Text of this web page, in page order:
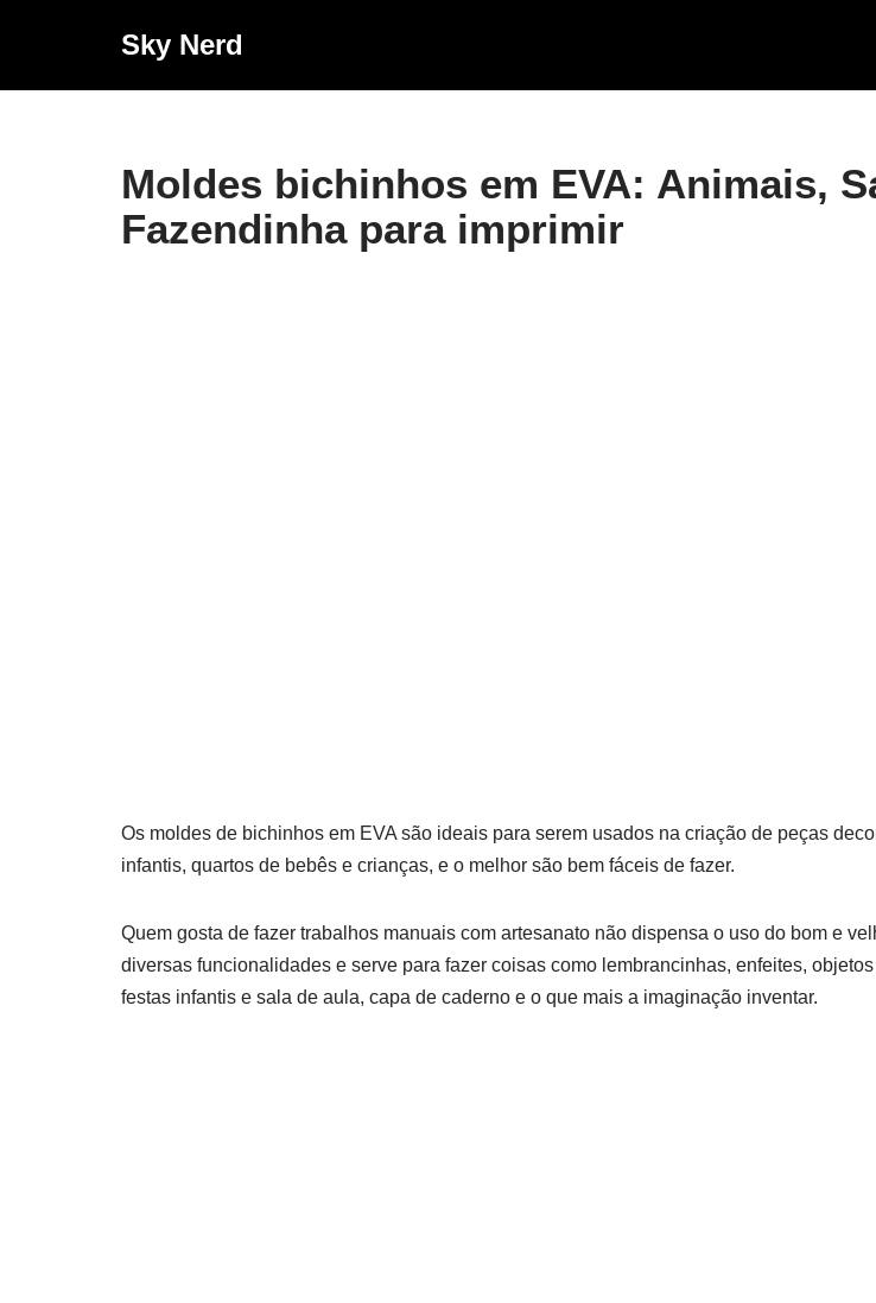
Sky Nerd
Moldes bichinhos em EVA: Animais,
Fazendinha para imprimir
Os moldes de bichinhos em EVA são ideais para serem usados na criação de peças
infantis, quartos de bebês e crianças, e o melhor são bem fáceis de fazer.
Quem gosta de fazer trabalhos manuais com artesanato não dispensa o uso do bom e
diversas funcionalidades e serve para fazer coisas como lembrancinhas, enfeites,
festas infantis e sala de aula, capa de caderno e o que mais a imaginação inventar.